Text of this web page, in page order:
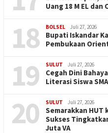
Uang 18 M EL
18 BOLSEL Juli 27, 2026
Bupati Iskandar
Pembukaan
19 SULUT Juli 27, 2026
Cegah Dini
Literasi Siswa
20 SULUT Juli 27, 2026
Semarakkan HUT
Sukses
Juta VA